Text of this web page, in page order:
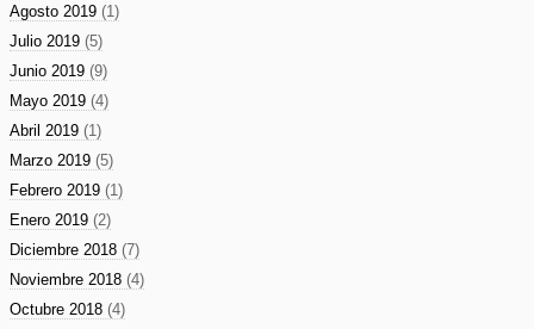
Agosto 2019 (1)
Julio 2019 (5)
Junio 2019 (9)
Mayo 2019 (4)
Abril 2019 (1)
Marzo 2019 (5)
Febrero 2019 (1)
Enero 2019 (2)
Diciembre 2018 (7)
Noviembre 2018 (4)
Octubre 2018 (4)